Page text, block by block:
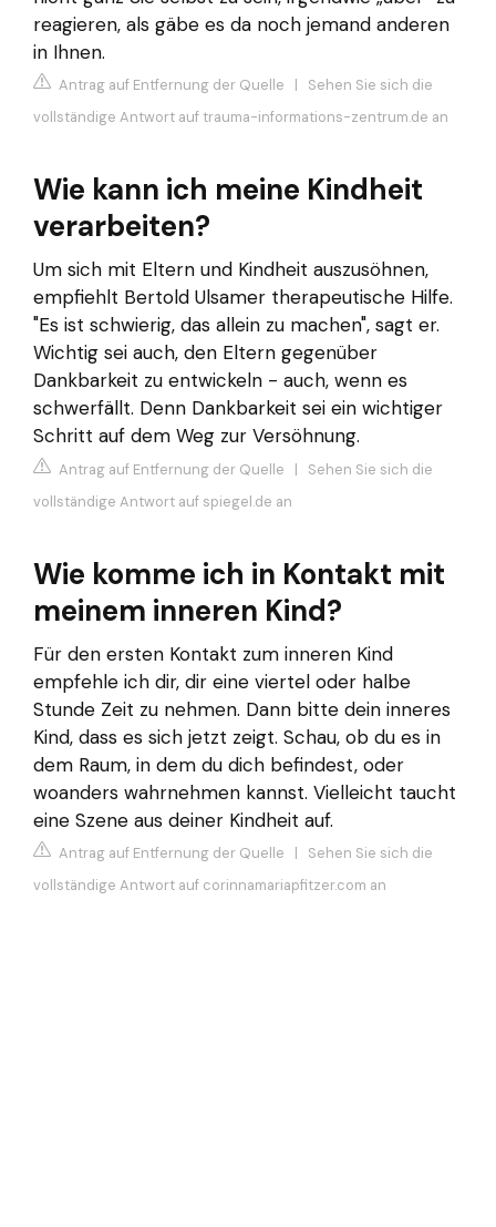
reagieren, als gäbe es da noch jemand anderen
in Ihnen.
Antrag auf Entfernung der Quelle | Sehen Sie sich die
vollständige Antwort auf trauma-informations-zentrum.de an
Wie kann ich meine Kindheit
verarbeiten?
Um sich mit Eltern und Kindheit auszusöhnen,
empfiehlt Bertold Ulsamer therapeutische Hilfe.
"Es ist schwierig, das allein zu machen", sagt er.
Wichtig sei auch, den Eltern gegenüber
Dankbarkeit zu entwickeln - auch, wenn es
schwerfällt. Denn Dankbarkeit sei ein wichtiger
Schritt auf dem Weg zur Versöhnung.
Antrag auf Entfernung der Quelle | Sehen Sie sich die
vollständige Antwort auf spiegel.de an
Wie komme ich in Kontakt mit
meinem inneren Kind?
Für den ersten Kontakt zum inneren Kind
empfehle ich dir, dir eine viertel oder halbe
Stunde Zeit zu nehmen. Dann bitte dein inneres
Kind, dass es sich jetzt zeigt. Schau, ob du es in
dem Raum, in dem du dich befindest, oder
woanders wahrnehmen kannst. Vielleicht taucht
eine Szene aus deiner Kindheit auf.
Antrag auf Entfernung der Quelle | Sehen Sie sich die
vollständige Antwort auf corinnamariapfitzer.com an